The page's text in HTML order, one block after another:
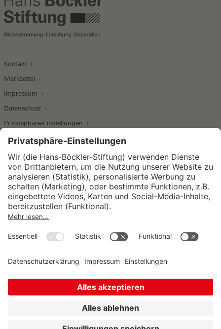
Kontakt
Merkzettel
Impressum
Datenschutz
Privatsphäre-Einstellungen
Wirtschafts- und Sozialwissenschaftliches Institut
Institut für Makroökonomie und
Konjunkturforschung
Unternehmensführung
Sozialrecht